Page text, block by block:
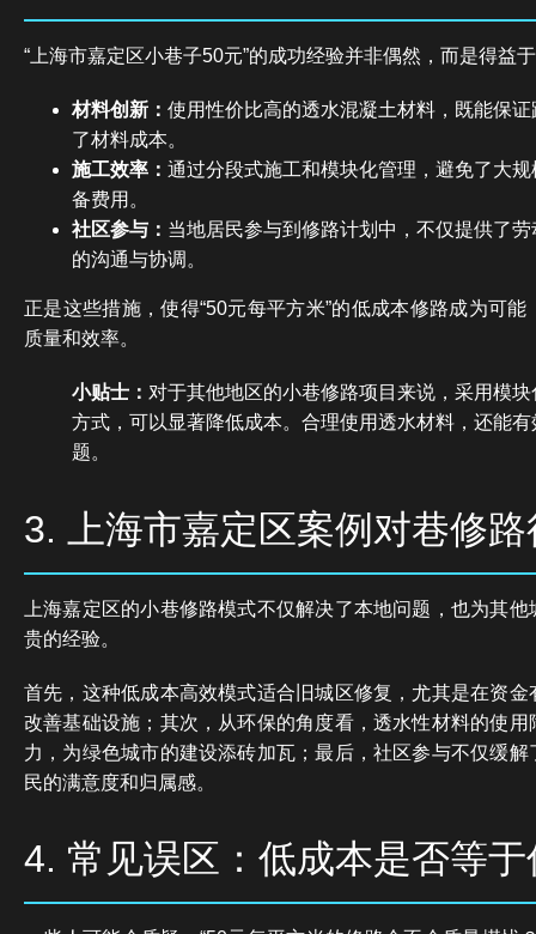
“上海市嘉定区小巷子50元”的成功经验并非偶然，而是得益
材料创新： 使用性价比高的透水混凝土材料，既能保
了材料成本。
施工效率： 通过分段式施工和模块化管理，避免了大
备费用。
社区参与： 当地居民参与到修路计划中，不仅提供了
的沟通与协调。
正是这些措施，使得“50元每平方米”的低成本修路成为可
质量和效率。
小贴士： 对于其他地区的小巷修路项目来说，采用模
方式，可以显著降低成本。合理使用透水材料，还能
题。
3. 上海市嘉定区案例对巷修
上海嘉定区的小巷修路模式不仅解决了本地问题，也为其
贵的经验。
首先，这种低成本高效模式适合旧城区修复，尤其是在资
改善基础设施；其次，从环保的角度看，透水性材料的使
力，为绿色城市的建设添砖加瓦；最后，社区参与不仅缓
民的满意度和归属感。
4. 常见误区：低成本是否等